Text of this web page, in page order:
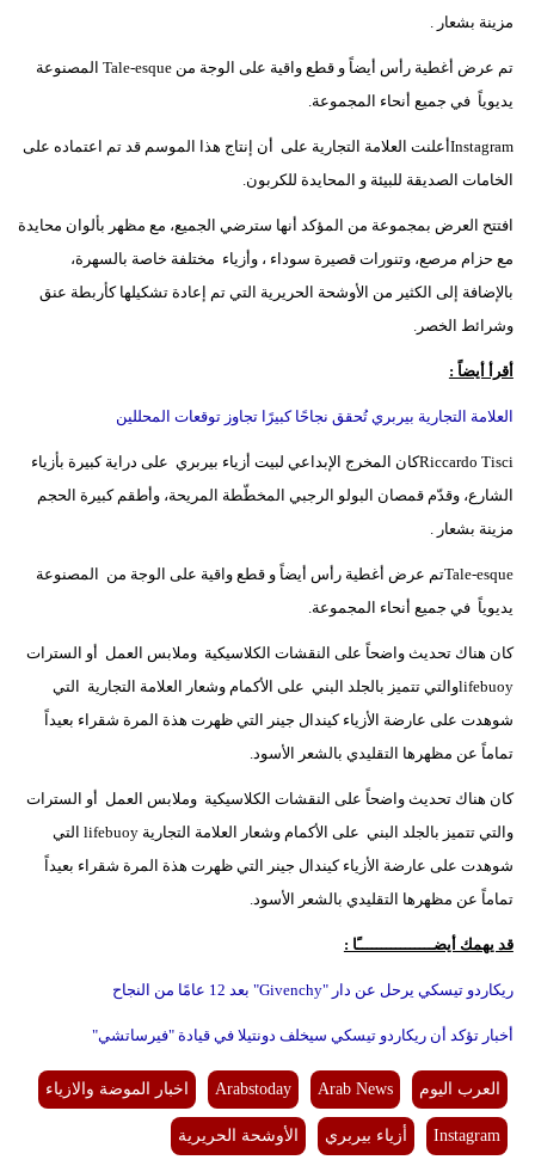
مزينة بشعار .
تم عرض أغطية رأس أيضاً و قطع واقية على الوجة من Tale-esque المصنوعة
يديوياً في جميع أنحاء المجموعة.
أعلنت العلامة التجارية علىInstagram
أن إنتاج هذا الموسم قد تم اعتماده على
الخامات الصديقة للبيئة و المحايدة للكربون.
افتتح العرض بمجموعة من المؤكد أنها سترضي الجميع، مع مظهر بألوان محايدة
مع حزام مرصع، وتنورات قصيرة سوداء ، وأزياء مختلفة خاصة بالسهرة،
بالإضافة إلى الكثير من الأوشحة الحريرية التي تم إعادة تشكيلها كأربطة عنق
وشرائط الخصر.
أقرأ أيضاً :
العلامة التجارية بيربري تُحقق نجاحًا كبيرًا تجاوز توقعات المحللين
كان المخرج الإبداعي لبيت أزياء بيربريRiccardo Tisci
على دراية كبيرة بأزياء
الشارع، وقدّم قمصان البولو الرجبي المخطّطة المريحة، وأطقم كبيرة الحجم
مزينة بشعار .
تم عرض أغطية رأس أيضاً و قطع واقية على الوجة منTale-esque
المصنوعة
يديوياً في جميع أنحاء المجموعة.
كان هناك تحديث واضحاً على النقشات الكلاسيكية وملابس العمل أو السترات
والتي تتميز بالجلد البني على الأكمام وشعار العلامة التجاريةlifebuoy
التي
شوهدت على عارضة الأزياء كيندال جينر التي ظهرت هذة المرة شقراء بعيداً
تماماً عن مظهرها التقليدي بالشعر الأسود.
كان هناك تحديث واضحاً على النقشات الكلاسيكية وملابس العمل أو السترات
والتي تتميز بالجلد البني على الأكمام وشعار العلامة التجارية lifebuoy التي
شوهدت على عارضة الأزياء كيندال جينر التي ظهرت هذة المرة شقراء بعيداً
تماماً عن مظهرها التقليدي بالشعر الأسود.
قد يهمك أيضــــــــــــــــًا :
ريكاردو تيسكي يرحل عن دار "Givenchy" بعد 12 عامًا من النجاح
أخبار تؤكد أن ريكاردو تيسكي سيخلف دونتيلا في قيادة "فيرساتشي"
العرب اليوم Arab News
Arabstoday اخبار الموضة والازياء
Instagram أزياء بيربري الأوشحة الحريرية